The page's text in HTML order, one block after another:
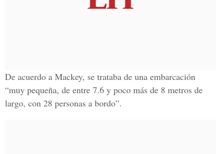
De acuerdo a Mackey, se trataba de una embarcación
“muy pequeña, de entre 7.6 y poco más de 8 metros de
largo, con 28 personas a bordo”.